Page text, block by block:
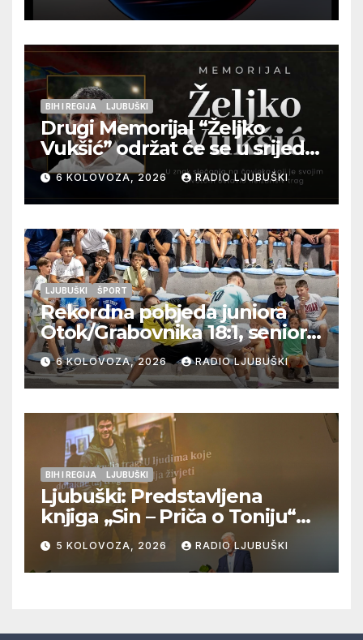
BIH I REGIJA LJUBUŠKI
Drugi Memorijal “Željko
Vukšić” održat će se u srijedu
12. kolovoza u Otoku
6 KOLOVOZA, 2026 RADIO LJUBUŠKI
LJUBUŠKI ŠPORT
Rekordna pobjeda juniora
Otok/Grabovnika 18:1, seniori
Pregrađa u četvrtfinalu,
Veljaci i Cerno/Crnopod u
doigravanju, Grljevići završili
natjecanje
6 KOLOVOZA, 2026 RADIO LJUBUŠKI
BIH I REGIJA LJUBUŠKI
Ljubuški: Predstavljena
knjiga „Sin – Priča o Toniju“
dr. sc. Zdenka Hercega
5 KOLOVOZA, 2026 RADIO LJUBUŠKI